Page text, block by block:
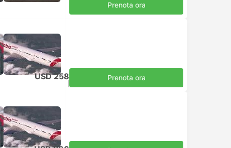
Prenota ora
USD 258 Prenota ora